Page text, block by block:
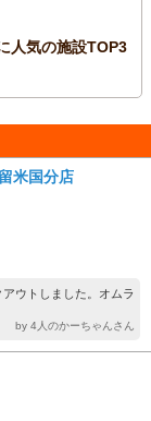
人気の施設TOP3
米国分店
ウトしました。オムラ
by 4人のかーちゃんさん